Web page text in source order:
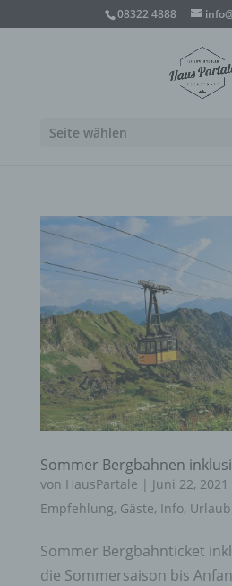
08322 4888
Seite wählen
Sommer Bergbahnen
von HausPartale | Juni 22, 2021
Empfehlung, Gäste, Info, Urlaub
Sommer Bergbahnticket
die Sommersaison bis